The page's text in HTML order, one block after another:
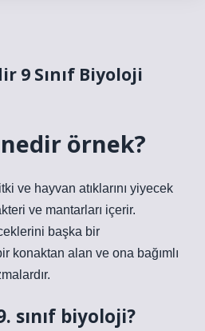
9 Sınıf Biyoloji
örnek?
ve hayvan atıklarını yiyecek
ve mantarları içerir.
başka bir
konaktan alan ve ona bağımlı
sınıf biyoloji?